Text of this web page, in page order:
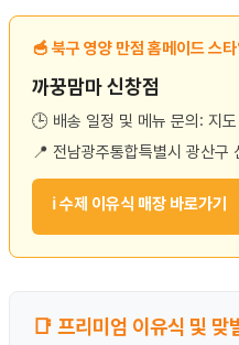
🥣 북구 영양 만점 홈메이드 스
까꿍맘마 신창점
🕒 배송 일정 및 메뉴 문의: 지
📍 전남광주통합특별시 광산
ℹ️ 수제 이유식 매장 바로가기
📑 프리미엄 이유식 및 맞